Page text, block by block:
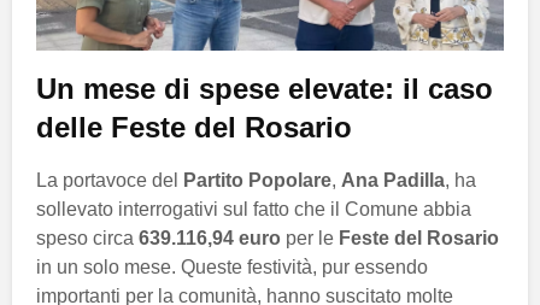
Un mese di spese elevate: il caso
delle Feste del Rosario
La portavoce del Partito Popolare, Ana Padilla, ha
sollevato interrogativi sul fatto che il Comune abbia
speso circa 639.116,94 euro per le Feste del Rosario
in un solo mese. Queste festività, pur essendo
importanti per la comunità, hanno suscitato molte